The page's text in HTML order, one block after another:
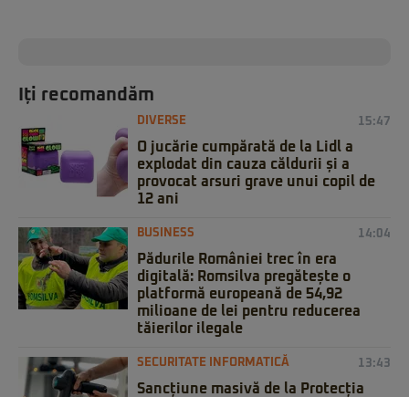
Iți recomandăm
DIVERSE 15:47
O jucărie cumpărată de la Lidl a
explodat din cauza căldurii și a
provocat arsuri grave unui copil de
12 ani
BUSINESS 14:04
Pădurile României trec în era
digitală: Romsilva pregătește o
platformă europeană de 54,92
milioane de lei pentru reducerea
tăierilor ilegale
SECURITATE INFORMATICĂ 13:43
Sancțiune masivă de la Protecția